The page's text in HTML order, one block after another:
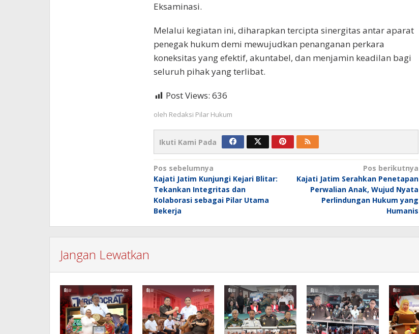
Eksaminasi.
Melalui kegiatan ini, diharapkan tercipta sinergitas antar aparat
penegak hukum demi mewujudkan penanganan perkara
koneksitas yang efektif, akuntabel, dan menjamin keadilan bagi
seluruh pihak yang terlibat.
Post Views: 636
oleh Redaksi Pilar Hukum
Ikuti Kami Pada
Navigasi
pos
Pos sebelumnya
Kajati Jatim Kunjungi Kejari Blitar:
Tekankan Integritas dan
Kolaborasi sebagai Pilar Utama
Bekerja
Pos berikutnya
Kajati Jatim Serahkan Penetapan
Perwalian Anak, Wujud Nyata
Perlindungan Hukum yang
Humanis
Jangan Lewatkan